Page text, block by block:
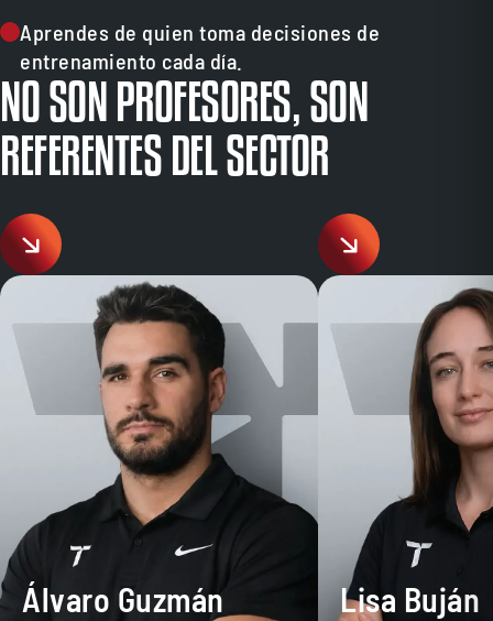
Aprendes de quien toma decisiones de
entrenamiento cada día.
NO SON PROFESORES, SON
REFERENTES DEL SECTOR
Álvaro Guzmán Lisa Buján